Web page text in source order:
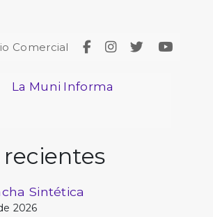
Comercial
La Muni Informa
Sintética
2026